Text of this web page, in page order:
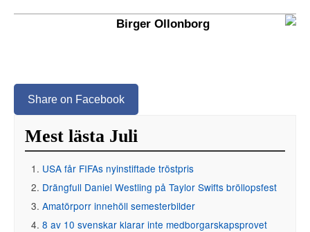
Birger Ollonborg
Share on Facebook
Mest lästa Juli
USA får FIFAs nyinstiftade tröstpris
Drängfull Daniel Westling på Taylor Swifts bröllopsfest
Amatörporr innehöll semesterbilder
8 av 10 svenskar klarar inte medborgarskapsprovet